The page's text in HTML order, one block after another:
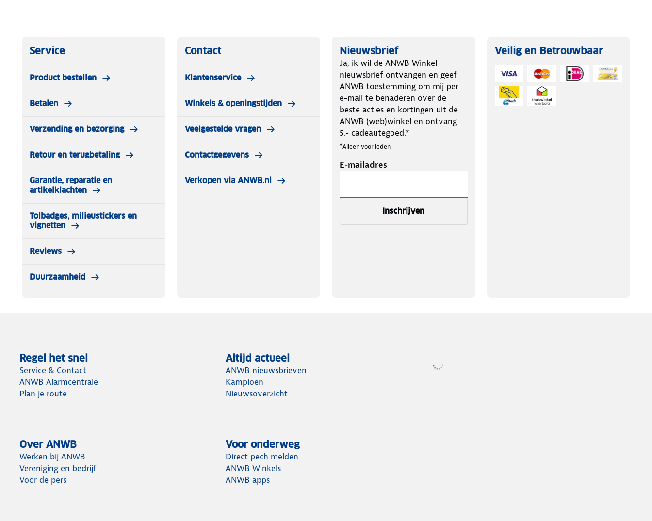
Service
Product bestellen
Betalen
Verzending en bezorging
Retour en terugbetaling
Garantie, reparatie en
artikelklachten
Tolbadges, milieustickers en
vignetten
Reviews
Duurzaamheid
Contact
Klantenservice
Winkels & openingstijden
Veelgestelde vragen
Contactgegevens
Verkopen via ANWB.nl
Nieuwsbrief
Ja, ik wil de ANWB Winkel
nieuwsbrief ontvangen en geef
ANWB toestemming om mij per
e-mail te benaderen over de
beste acties en kortingen uit de
ANWB (web)winkel en ontvang
5.- cadeautegoed.*
*Alleen voor leden
E-mailadres
Inschrijven
Veilig en Betrouwbaar
Regel het snel
Service & Contact
ANWB Alarmcentrale
Plan je route
Altijd actueel
ANWB nieuwsbrieven
Kampioen
Nieuwsoverzicht
Over ANWB
Werken bij ANWB
Vereniging en bedrijf
Voor de pers
Voor onderweg
Direct pech melden
ANWB Winkels
ANWB apps